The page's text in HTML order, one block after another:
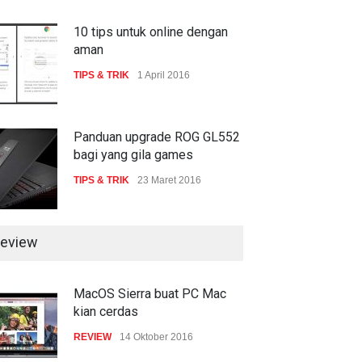
gencar
COMPUTING & SOFTWARE
10 tips untuk online dengan
aman
TIPS & TRIK 1 April 2016
Panduan upgrade ROG GL552
bagi yang gila games
TIPS & TRIK 23 Maret 2016
MacOS Sierra buat PC Mac
kian cerdas
REVIEW 14 Oktober 2016